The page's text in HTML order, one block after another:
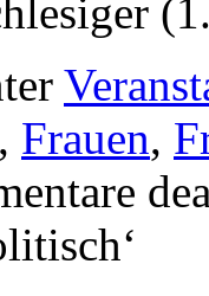
, Frauen,